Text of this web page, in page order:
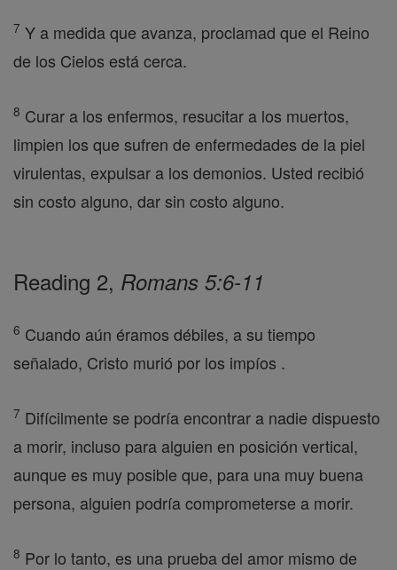
7 Y a medida que avanza, proclamad que el Reino
de los Cielos está cerca.
8 Curar a los enfermos, resucitar a los muertos,
limpien los que sufren de enfermedades de la piel
virulentas, expulsar a los demonios. Usted recibió
sin costo alguno, dar sin costo alguno.
Reading 2, Romans 5:6-11
6 Cuando aún éramos débiles, a su tiempo
señalado, Cristo murió por los impíos .
7 Difícilmente se podría encontrar a nadie dispuesto
a morir, incluso para alguien en posición vertical,
aunque es muy posible que, para una muy buena
persona, alguien podría comprometerse a morir.
8 Por lo tanto, es una prueba del amor mismo de